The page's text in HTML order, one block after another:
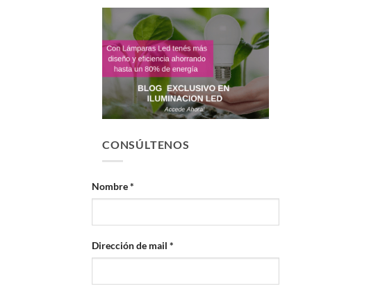
CONSÚLTENOS
Nombre *
Dirección de mail *